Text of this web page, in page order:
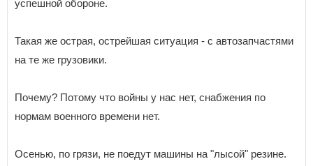
успешной обороне.
Такая же острая, острейшая ситуация - с автозапчастями
на те же грузовики.
Почему? Потому что войны у нас нет, снабжения по
нормам военного времени нет.
Осенью, по грязи, не поедут машины на "лысой" резине.